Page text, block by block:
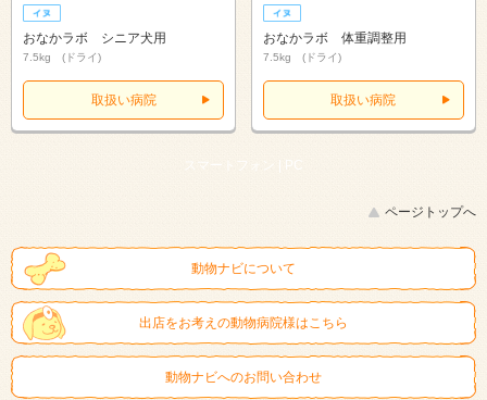
おなかラボ シニア犬用
7.5kg (ドライ)
取扱い病院
おなかラボ 体重調整用
7.5kg (ドライ)
取扱い病院
スマートフォン | PC
ページトップへ
動物ナビについて
出店をお考えの動物病院様はこちら
動物ナビへのお問い合わせ